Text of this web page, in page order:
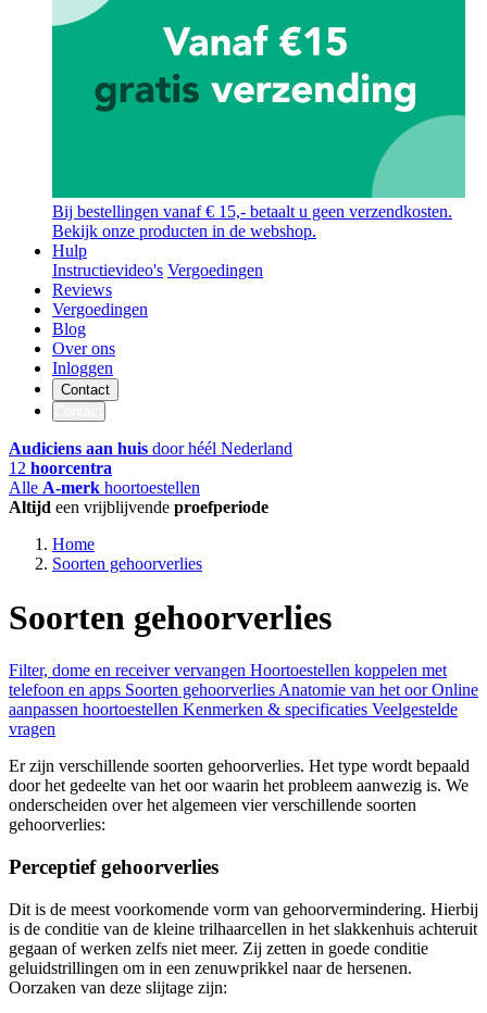
Bij bestellingen vanaf € 15,- betaalt u geen verzendkosten.
Bekijk onze producten in de webshop.
Hulp
Instructievideo's Vergoedingen
Reviews
Vergoedingen
Blog
Over ons
Inloggen
Contact
Audiciens aan huis door héél Nederland
12 hoorcentra
Alle A-merk hoortoestellen
Altijd een vrijblijvende proefperiode
Home
Soorten gehoorverlies
Soorten gehoorverlies
Filter, dome en receiver vervangen Hoortoestellen koppelen met
telefoon en apps Soorten gehoorverlies Anatomie van het oorOnline
aanpassen hoortoestellen Kenmerken & specificaties Veelgestelde
vragen
Er zijn verschillende soorten gehoorverlies. Het type wordt bepaald
door het gedeelte van het oor waarin het probleem aanwezig is. We
onderscheiden over het algemeen vier verschillende soorten
gehoorverlies:
Perceptief gehoorverlies
Dit is de meest voorkomende vorm van gehoorvermindering. Hierbij
is de conditie van de kleine trilhaarcellen in het slakkenhuis achteruit
gegaan of werken zelfs niet meer. Zij zetten in goede conditie
geluidstrillingen om in een zenuwprikkel naar de hersenen.
Oorzaken van deze slijtage zijn: